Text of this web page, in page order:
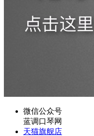
微信公众号
蓝调口琴网
天猫旗舰店